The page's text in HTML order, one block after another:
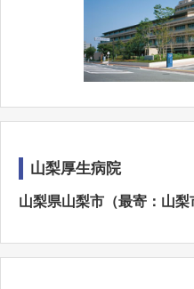
山梨厚生病院
山梨県山梨市（最寄：山